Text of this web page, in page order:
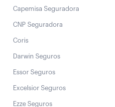
Capemisa Seguradora
CNP Seguradora
Coris
Darwin Seguros
Essor Seguros
Excelsior Seguros
Ezze Seguros